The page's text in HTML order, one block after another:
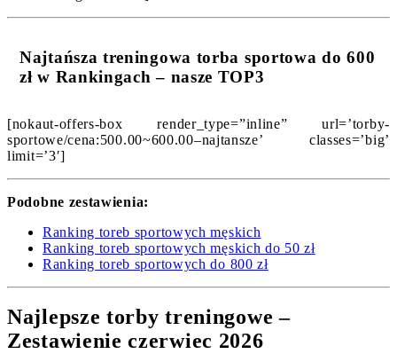
Najtańsza treningowa torba sportowa do 600
zł w Rankingach – nasze TOP3
[nokaut-offers-box render_type=”inline” url=’torby-
sportowe/cena:500.00~600.00–najtansze’ classes=’big’
limit=’3′]
Podobne zestawienia:
Ranking toreb sportowych męskich
Ranking toreb sportowych męskich do 50 zł
Ranking toreb sportowych do 800 zł
Najlepsze torby treningowe –
Zestawienie czerwiec 2026